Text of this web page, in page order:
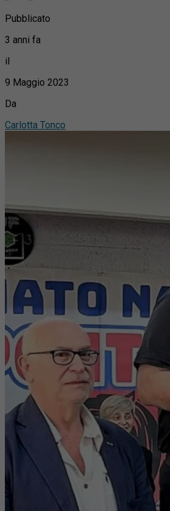
Pubblicato
3 anni fa
il
9 Maggio 2023
Da
Carlotta Tonco